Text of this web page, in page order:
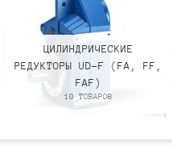
ЦИЛИНДРИЧЕСКИЕ
РЕДУКТОРЫ UD-F (FA, FF,
FAF)
10 ТОВАРОВ